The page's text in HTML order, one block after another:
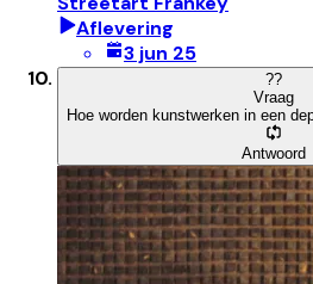
Aflevering
3 jun 25
??
Vraag
Hoe worden kunstwerken in een
Antwoord